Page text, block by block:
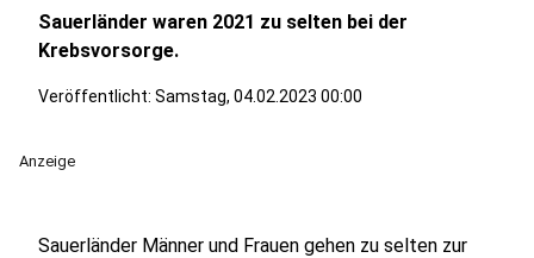
Sauerländer waren 2021 zu selten bei der
Krebsvorsorge.
Veröffentlicht: Samstag, 04.02.2023 00:00
Anzeige
Sauerländer Männer und Frauen gehen zu selten zur